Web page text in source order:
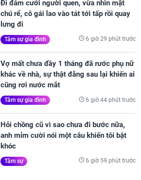
Đi đám cưới người quen, vừa nhìn mặt
chú rể, cô gái lao vào tát tới tấp rồi quay
lưng đi
Tâm sự gia đình 6 giờ 29 phút trước
Vợ mất chưa đầy 1 tháng đã rước phụ nữ
khác về nhà, sự thật đằng sau lại khiến ai
cũng rơi nước mắt
Tâm sự gia đình 6 giờ 44 phút trước
Hỏi chồng cũ vì sao chưa đi bước nữa,
anh mỉm cười nói một câu khiến tôi bật
khóc
Tâm sự 6 giờ 59 phút trước